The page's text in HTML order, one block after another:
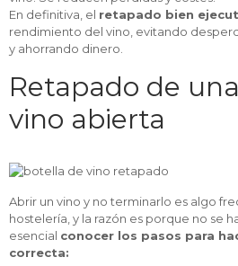
En definitiva, el retapado bien
rendimiento del vino, evitando
y ahorrando dinero.
Retapado de
vino abierta
Abrir un vino y no terminarlo es algo
hostelería, y la razón es porque no se
esencial conocer los pasos para
correcta: